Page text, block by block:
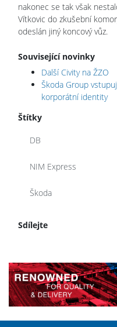
nakonec se tak však
Vítkovic do zkušební
odeslán jiný koncový vůz.
Související novinky
Další Civity na ŽZO
Škoda Group
korporátní identity
Štítky
DB
NIM Express
Škoda
Sdílejte